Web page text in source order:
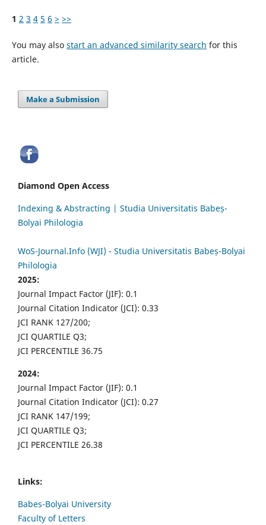
1 2 3 4 5 6 > >>
You may also start an advanced similarity search for this
article.
Make a Submission
Diamond Open Access
Indexing & Abstracting | Studia Universitatis Babeș-
Bolyai Philologia
WoS-Journal.Info (WJI) - Studia Universitatis Babeș-Bolyai
Philologia
2025:
Journal Impact Factor (JIF): 0.1
Journal Citation Indicator (JCI): 0.33
JCI RANK 127/200;
JCI QUARTILE Q3;
JCI PERCENTILE 36.75
2024:
Journal Impact Factor (JIF): 0.1
Journal Citation Indicator (JCI): 0.27
JCI RANK 147/199;
JCI QUARTILE Q3;
JCI PERCENTILE 26.38
Links:
Babes-Bolyai University
Faculty of Letters